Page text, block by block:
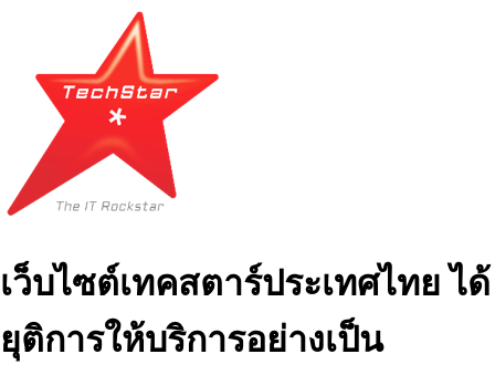
เว็บไซต์เทคสตาร์ประเทศไทย ได้
ยุติการให้บริการอย่างเป็น